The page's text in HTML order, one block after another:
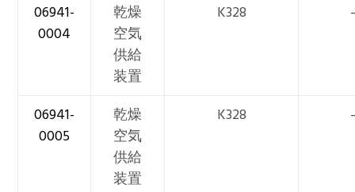
06941-
0004
乾燥
空気
供給
装置
K328
06941-
0005
乾燥
空気
供給
装置
K328